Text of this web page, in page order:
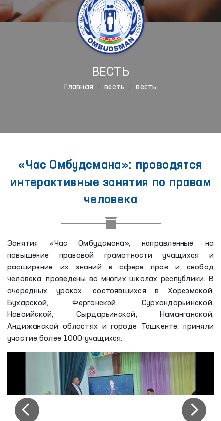
ВЕСТЬ
Главная весть весть
«Час Омбудсмана»: проводятся
интерактивные занятия по правам
человека
Занятия «Час Омбудсмана», направленные на
повышение правовой грамотности учащихся и
расширение их знаний в сфере прав и свобод
человека, проведены во многих школах республики. В
очередных уроках, состоявшихся в Хорезмской,
Бухарской, Ферганской, Сурхандарьинской,
Навоийской, Сырдарьинской, Наманганской,
Андижанской областях и городе Ташкенте, приняли
участие более 1000 учащихся.